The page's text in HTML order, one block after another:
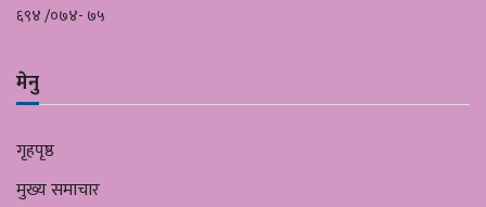
६९४ /०७४- ७५
मेनु
गृहपृष्ठ
मुख्य समाचार